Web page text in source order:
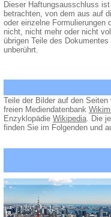
Dieser Haftungsausschluss
betrachten, von dem aus auf
oder einzelne Formulierungen
nicht, nicht mehr oder nicht
übrigen Teile des
unberührt.
Teile der Bilder auf den
freien Mediendatenbank
Enzyklopädie Wikipedia . Die
finden Sie im Folgenden und